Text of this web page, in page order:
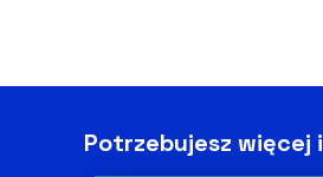
Potrzebujesz więcej